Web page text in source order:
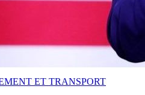
ET TRANSPORT